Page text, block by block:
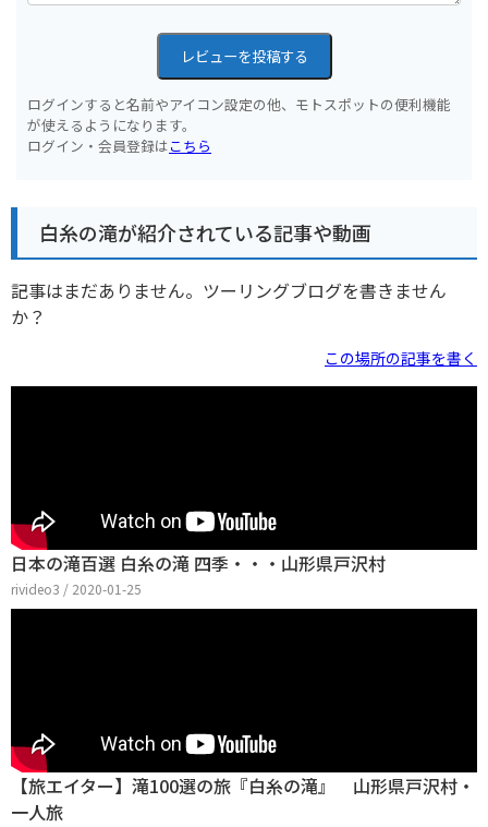
レビューを投稿する
ログインすると名前やアイコン設定の他、モトスポットの便利機能
が使えるようになります。
ログイン・会員登録はこちら
白糸の滝が紹介されている記事や動画
記事はまだありません。ツーリングブログを書きません
か？
この場所の記事を書く
日本の滝百選 白糸の滝 四季・・・山形県戸沢村
rivideo3 / 2020-01-25
【旅エイター】滝100選の旅『白糸の滝』 山形県戸沢村・
一人旅